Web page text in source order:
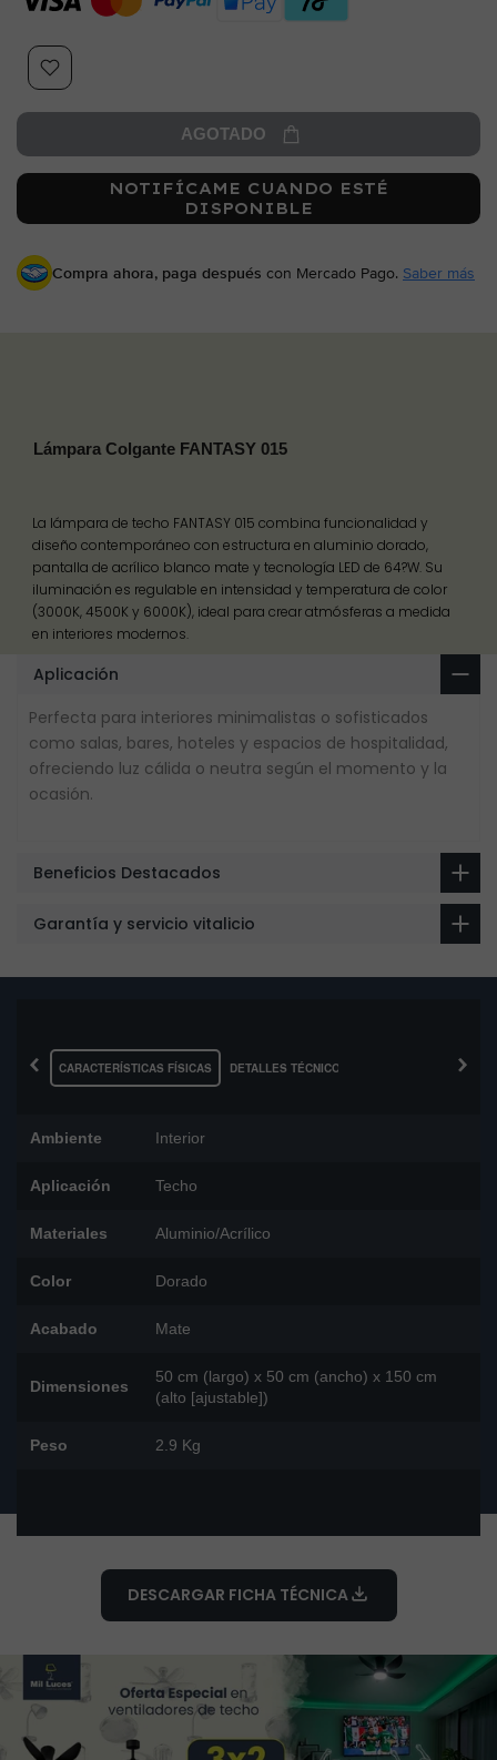
AGOTADO
NOTIFÍCAME CUANDO ESTÉ
DISPONIBLE
Compra ahora, paga después con Mercado Pago. Saber más
Lámpara Colgante FANTASY 015
La lámpara de techo FANTASY 015 combina funcionalidad y
diseño contemporáneo con estructura en aluminio dorado,
pantalla de acrílico blanco mate y tecnología LED de 64?W. Su
iluminación es regulable en intensidad y temperatura de color
(3000K, 4500K y 6000K), ideal para crear atmósferas a medida
en interiores modernos.
Aplicación
Perfecta para interiores minimalistas o sofisticados
como salas, bares, hoteles y espacios de hospitalidad,
ofreciendo luz cálida o neutra según el momento y la
ocasión.
Beneficios Destacados
Garantía y servicio vitalicio
‹ CARACTERÍSTICAS FÍSICAS DETALLES TÉCNICOS ›
Ambiente Interior
Aplicación Techo
Materiales Aluminio/Acrílico
Color Dorado
Acabado Mate
Dimensiones
50 cm (largo) x 50 cm (ancho) x 150 cm
(alto [ajustable])
Peso 2.9 Kg
DESCARGAR FICHA TÉCNICA